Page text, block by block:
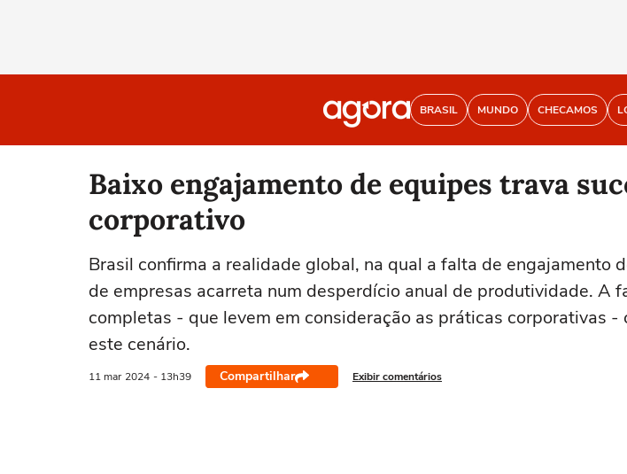
BRASIL MUNDO CHECAMOS
Baixo engajamento de equipes trava
corporativo
Brasil confirma a realidade global, na qual a falta de engajamento
de empresas acarreta num desperdício anual de produtividade. A
completas - que levem em consideração as práticas corporativas -
este cenário.
11 mar 2024 - 13h39 Compartilhar Exibir comentários